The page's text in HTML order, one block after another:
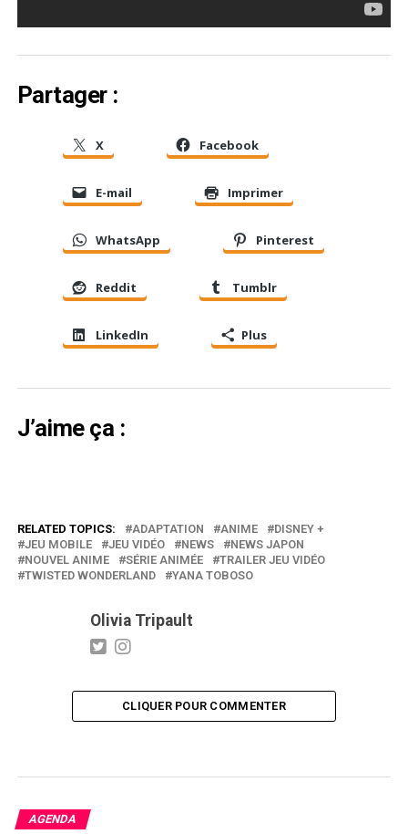
Partager :
X Facebook
E-mail Imprimer
WhatsApp Pinterest
Reddit Tumblr
LinkedIn Plus
J’aime ça :
RELATED TOPICS: ADAPTATION ANIME
DISNEY +
JEU MOBILE
JEU VIDÉO NEWS
NEWS JAPON
NOUVEL ANIME
SÉRIE ANIMÉE
TRAILER JEU VIDÉO
TWISTED WONDERLAND
YANA TOBOSO
Olivia Tripault
CLIQUER POUR COMMENTER
AGENDA